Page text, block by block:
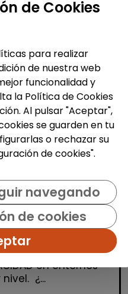
sistemas junior -
| España(Madrid)
GoodJob
laboral de
en entornos
¿...
de Cookies
para realizar
de nuestra web
funcionalidad y
la Política de Cookies
Al pulsar "Aceptar",
se guarden en tu
o rechazar su
de cookies".
navegando
de cookies